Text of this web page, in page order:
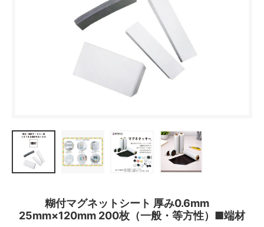
糊付マグネットシート 厚み0.6mm
25mm×120mm 200枚（一般・等方性）■端材